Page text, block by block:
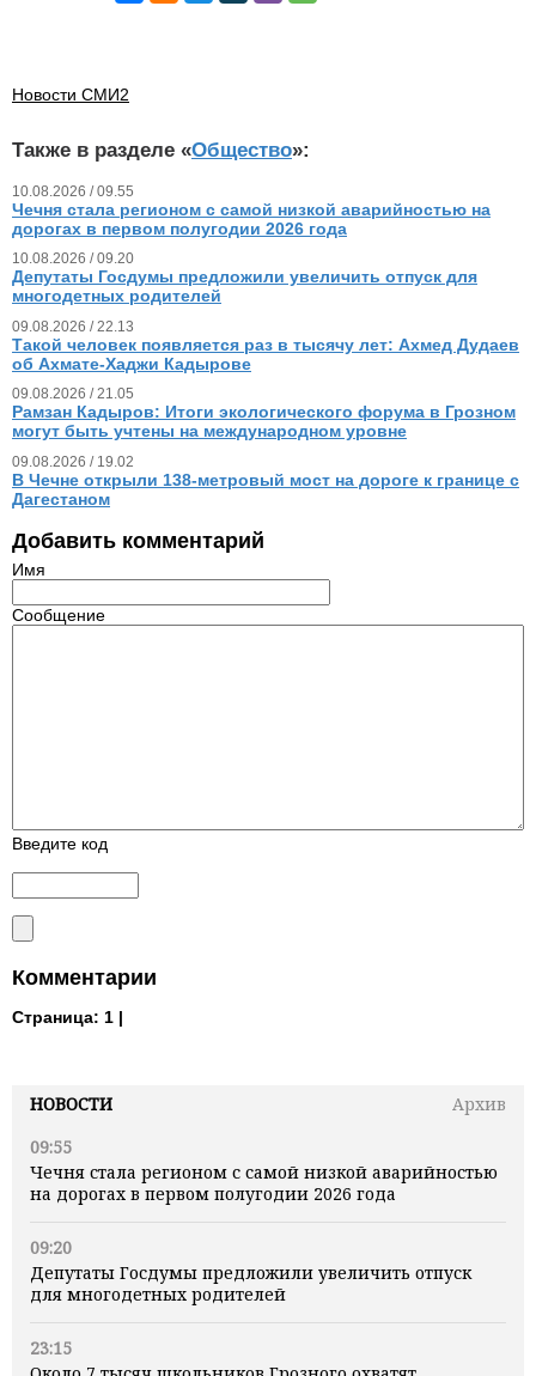
НОВОСТИ
Архив
09:55
Чечня стала регионом с самой низкой аварийностью
на дорогах в первом полугодии 2026 года
09:20
Депутаты Госдумы предложили увеличить отпуск
для многодетных родителей
23:15
Новости СМИ2
Также в разделе «Общество»:
10.08.2026 / 09.55
Чечня стала регионом с самой низкой аварийностью на
дорогах в первом полугодии 2026 года
10.08.2026 / 09.20
Депутаты Госдумы предложили увеличить отпуск для
многодетных родителей
09.08.2026 / 22.13
Такой человек появляется раз в тысячу лет: Ахмед Дудаев
об Ахмате-Хаджи Кадырове
09.08.2026 / 21.05
Рамзан Кадыров: Итоги экологического форума в Грозном
могут быть учтены на международном уровне
09.08.2026 / 19.02
В Чечне открыли 138-метровый мост на дороге к границе с
Дагестаном
Добавить комментарий
Имя
Сообщение
Введите код
Комментарии
Страница: 1 |